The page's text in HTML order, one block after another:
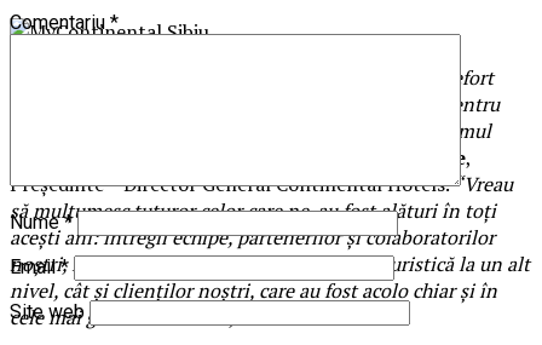
“30 de ani înseamnă mult. Înseamnă implicare, un efort
extraordinar și susținut, multe provocări, pasiune pentru
industrie, multă muncă și perseverență și, nu în ultimul
Radu Enache,
Președinte – Director General Continental Hotels.“Vreau
să mulțumesc tuturor celor care ne-au fost alături în toți
acești ani: întregii echipe, partenerilor și colaboratorilor
noștri, fără de care nu am fi dus experiența turistică la un alt
nivel, cât și clienților noștri, care au fost acolo chiar și în
cele mai grele momente.”, continuă acesta.
Comentariu *
Nume*
Email*
Site web